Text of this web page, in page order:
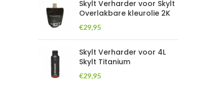
Skylt Verharder voor Skylt
Overlakbare kleurolie 2K
€29,95
Skylt Verharder voor 4L
Skylt Titanium
€29,95